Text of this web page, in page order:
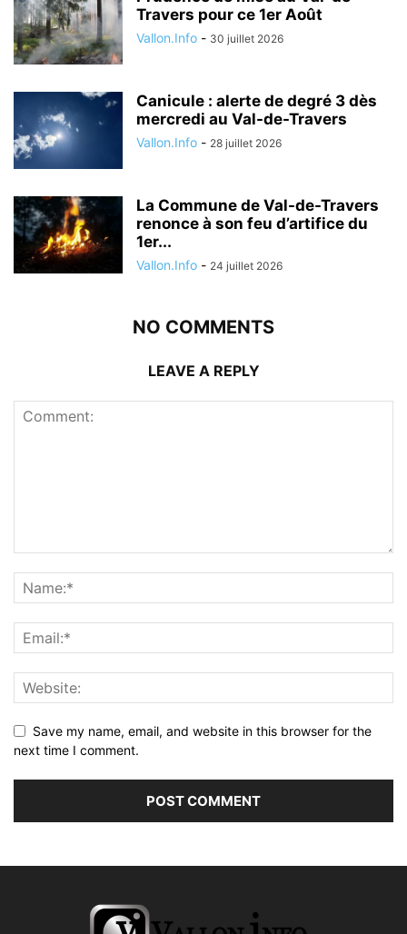
Travers pour ce 1er Août
Vallon.Info - 30 juillet 2026
Canicule : alerte de degré 3 dès
mercredi au Val-de-Travers
Vallon.Info - 28 juillet 2026
La Commune de Val-de-Travers
renonce à son feu d’artifice du
1er...
Vallon.Info - 24 juillet 2026
NO COMMENTS
LEAVE A REPLY
Save my name, email, and website in this browser for the
next time I comment.